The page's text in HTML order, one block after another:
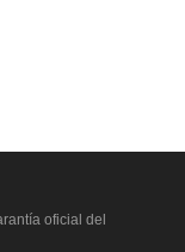
oficial del